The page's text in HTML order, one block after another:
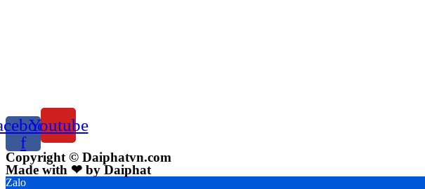
f
Youtube
Copyright © Daiphatvn.com
Made with ❤ by Daiphat
Zalo